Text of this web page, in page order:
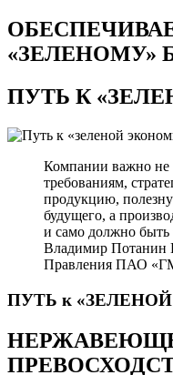
«ЗЕЛЕНОМУ»
ПУТЬ К
Компании важно не
требованиям,
продукцию,
будущего, а
и само должно
Владимир Потанин
Правления ПАО
ПУТЬ к «ЗЕЛЕНОЙ